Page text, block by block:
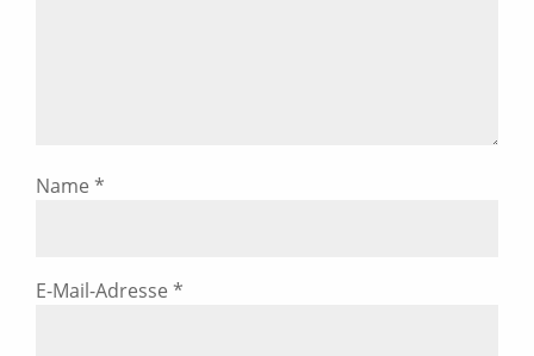
Name *
E-Mail-Adresse *